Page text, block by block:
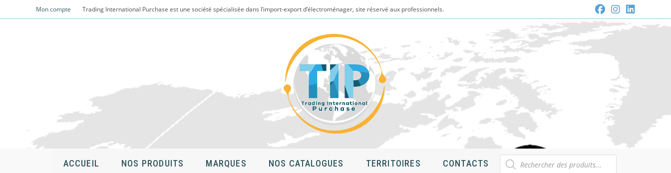
to
Mon compte Trading International Purchase est une société spécialisée dans l’import-export d’électroménager, site réservé aux professionnels.
ACCUEIL NOS PRODUITS MARQUES NOS CATALOGUES TERRITOIRES CONTACTS
Recherche
de